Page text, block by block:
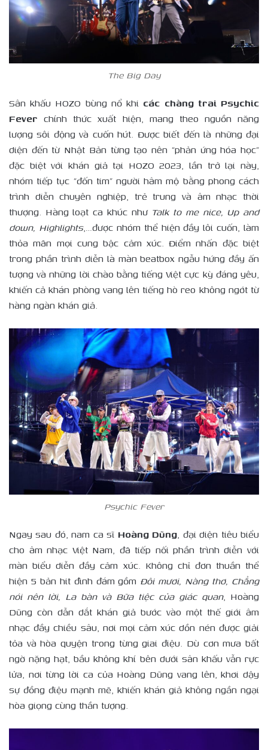
The Big Day
Sân khấu HOZO bùng nổ khi các chàng trai Psychic
Fever chính thức xuất hiện, mang theo nguồn năng
lượng sôi động và cuốn hút. Được biết đến là những đại
diện đến từ Nhật Bản từng tạo nên “phản ứng hóa học”
đặc biệt với khán giả tại HOZO 2023, lần trở lại này,
nhóm tiếp tục “đốn tim” người hâm mộ bằng phong cách
trình diễn chuyên nghiệp, trẻ trung và âm nhạc thời
thượng. Hàng loạt ca khúc như Talk to me nice, Up and
down, Highlights,…được nhóm thể hiện đầy lôi cuốn, làm
thỏa mãn mọi cung bậc cảm xúc. Điểm nhấn đặc biệt
trong phần trình diễn là màn beatbox ngẫu hứng đầy ấn
tượng và những lời chào bằng tiếng Việt cực kỳ đáng yêu,
khiến cả khán phòng vang lên tiếng hò reo không ngớt từ
hàng ngàn khán giả.
Psychic Fever
Ngay sau đó, nam ca sĩ Hoàng Dũng, đại diện tiêu biểu
cho âm nhạc Việt Nam, đã tiếp nối phần trình diễn với
màn biểu diễn đầy cảm xúc. Không chỉ đơn thuần thể
hiện 5 bản hit đình đám gồm Đôi mươi, Nàng thơ, Chẳng
nói nên lời, La bàn và Bữa tiệc của giác quan, Hoàng
Dũng còn dẫn dắt khán giả bước vào một thế giới âm
nhạc đầy chiều sâu, nơi mọi cảm xúc dồn nén được giải
tỏa và hòa quyện trong từng giai điệu. Dù cơn mưa bất
ngờ nặng hạt, bầu không khí bên dưới sân khấu vẫn rực
lửa, nơi từng lời ca của Hoàng Dũng vang lên, khơi dậy
sự đồng điệu mạnh mẽ, khiến khán giả không ngần ngại
hòa giọng cùng thần tượng.